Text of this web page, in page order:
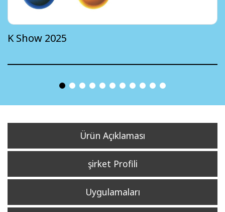
K Show 2025
Ürün Açıklaması
şirket Profili
Uygulamaları